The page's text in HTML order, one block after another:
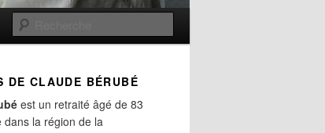
DE CLAUDE BÉRUBÉ
est un retraité âgé de 83
dans la région de la